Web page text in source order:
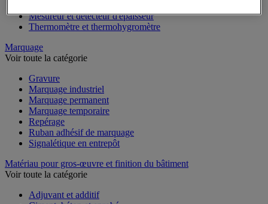
Mesureur et détecteur d'épaisseur
Thermomètre et thermohygromètre
Marquage
Voir toute la catégorie
Gravure
Marquage industriel
Marquage permanent
Marquage temporaire
Repérage
Ruban adhésif de marquage
Signalétique en entrepôt
Matériau pour gros-œuvre et finition du bâtiment
Voir toute la catégorie
Adjuvant et additif